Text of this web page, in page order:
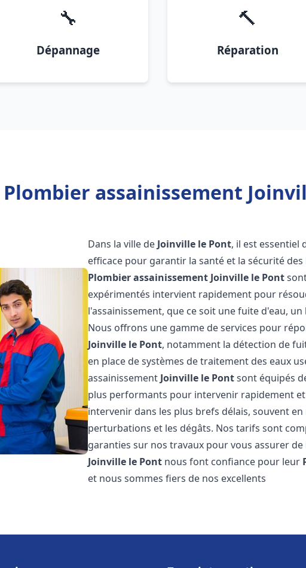
🔧
Dépannage
🔨
Réparation
assainissement
Dans la ville de Joinville le Pont, il est essentiel
efficace pour garantir la santé et la sécurité
Plombier assainissement Joinville le Pont
expérimentés intervient rapidement pour
l'assainissement, que ce soit une fuite d'eau,
Nous offrons une gamme de services pour
Joinville le Pont, notamment la détection de
en place de systèmes de traitement des eaux
assainissement Joinville le Pontsont équipés
plus performants pour intervenir rapidement
intervenir dans les plus brefs délais, souvent
perturbations et les dégâts. Nos tarifs sont
garanties sur nos travaux pour vous assurer
Joinville le Pont nous font confiance pour leur
et nous sommes fiers de nos excellents